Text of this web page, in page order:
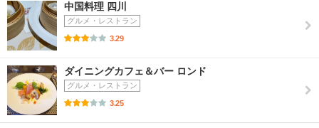
中国料理 四川
グルメ・レストラン
3.29
ダイニングカフェ＆バー ロンド
グルメ・レストラン
3.25